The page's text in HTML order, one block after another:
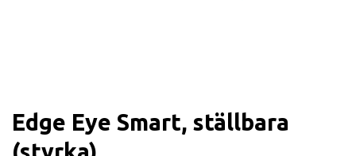
Edge Eye Smart, ställbara